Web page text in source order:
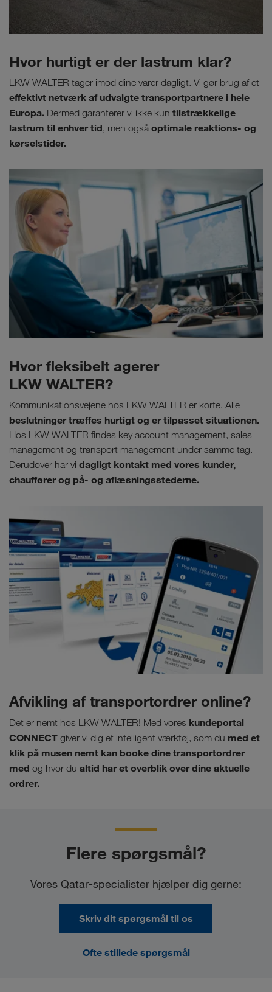
Hvor hurtigt er der lastrum klar?
LKW WALTER tager imod dine varer dagligt. Vi gør brug af et
effektivt netværk af udvalgte transportpartnere i hele
Europa. Dermed garanterer vi ikke kun tilstrækkelige
lastrum til enhver tid, men også optimale reaktions- og
kørselstider.
Hvor fleksibelt agerer
LKW WALTER?
Kommunikationsvejene hos LKW WALTER er korte. Alle
beslutninger træffes hurtigt og er tilpasset situationen.
Hos LKW WALTER findes key account management, sales
management og transport management under samme tag.
Derudover har vi dagligt kontakt med vores kunder,
chauffører og på- og aflæsningsstederne.
Afvikling af transportordrer online?
Det er nemt hos LKW WALTER! Med vores kundeportal
CONNECT giver vi dig et intelligent værktøj, som du med et
klik på musen nemt kan booke dine transportordrer
med og hvor du altid har et overblik over dine aktuelle
ordrer.
Flere spørgsmål?
Vores Qatar-specialister hjælper dig gerne:
Skriv dit spørgsmål til os
Ofte stillede spørgsmål